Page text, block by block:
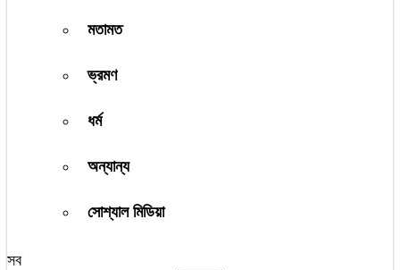
মতামত
ভ্রমণ
ধর্ম
অন্যান্য
সোশ্যাল মিডিয়া
সব